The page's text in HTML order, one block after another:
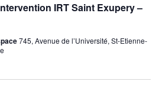
IRT Saint Exupery –
745, Avenue de l’Université, St-Etienne-